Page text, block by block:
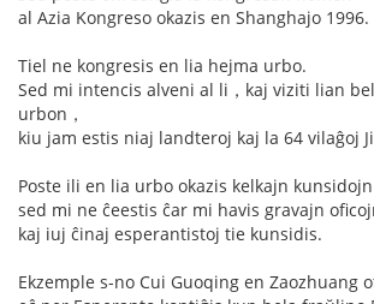
al Azia Kongreso okazis en Shanghajo 1996.
Tiel ne kongresis en lia hejma urbo.
Sed mi intencis alveni al li，kaj viziti lian
urbon，
kiu jam estis niaj landteroj kaj la 64 vilaĝoj
Poste ili en lia urbo okazis kelkajn kunsidojn
sed mi ne ĉeestis ĉar mi havis gravajn
kaj iuj ĉinaj esperantistoj tie kunsidis.
Ekzemple s-no Cui Guoqing en Zaozhuang